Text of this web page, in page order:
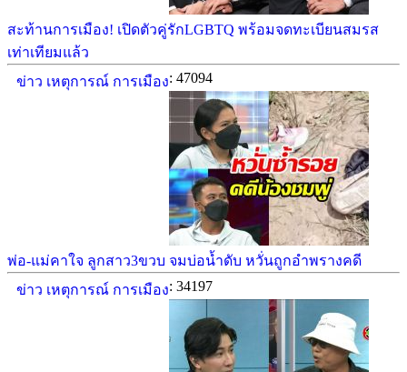
สะท้านการเมือง! เปิดตัวคู่รักLGBTQ พร้อมจดทะเบียนสมรส
เท่าเทียมแล้ว
ข่าว เหตุการณ์ การเมือง: 47094
พ่อ-แม่คาใจ ลูกสาว3ขวบ จมบ่อน้ำดับ หวั่นถูกอำพรางคดี
ข่าว เหตุการณ์ การเมือง: 34197